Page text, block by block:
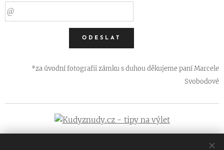
ODESLAT
*za úvodní fotografii zámku s duhou děkujeme paní Marcele
Svobodové